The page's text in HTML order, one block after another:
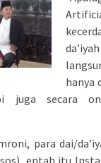
hanya
juga secara
para dai/
entah itu